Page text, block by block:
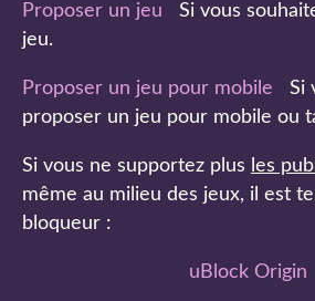
Proposer un jeu Si vous
jeu.
Proposer un jeu pour mobile Si
proposer un jeu pour mobile ou
Si vous ne supportez plus les
même au milieu des jeux, il est
bloqueur :
uBlock Origin